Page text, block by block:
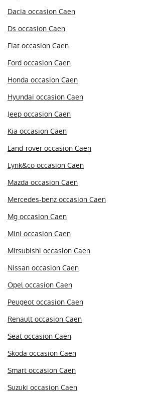
Dacia occasion Caen
Ds occasion Caen
Fiat occasion Caen
Ford occasion Caen
Honda occasion Caen
Hyundai occasion Caen
Jeep occasion Caen
Kia occasion Caen
Land-rover occasion Caen
Lynk&co occasion Caen
Mazda occasion Caen
Mercedes-benz occasion Caen
Mg occasion Caen
Mini occasion Caen
Mitsubishi occasion Caen
Nissan occasion Caen
Opel occasion Caen
Peugeot occasion Caen
Renault occasion Caen
Seat occasion Caen
Skoda occasion Caen
Smart occasion Caen
Suzuki occasion Caen